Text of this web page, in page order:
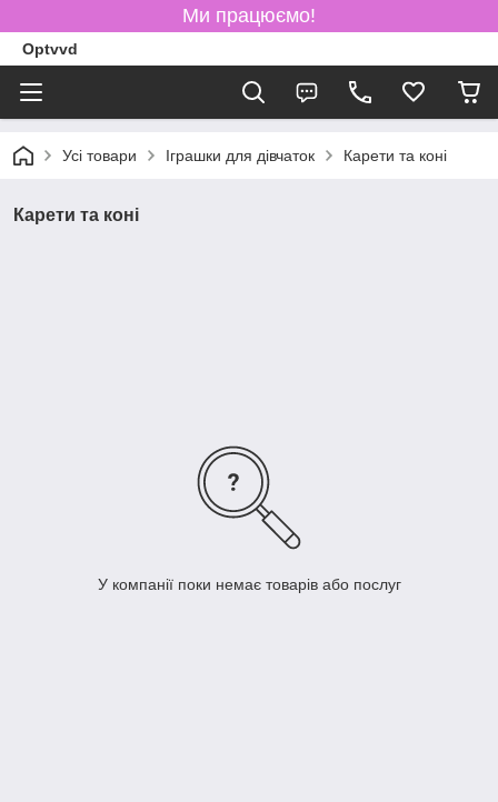
Ми працюємо!
Optvvd
Усі товари Іграшки для дівчаток Карети та коні
Карети та коні
У компанії поки немає товарів або послуг